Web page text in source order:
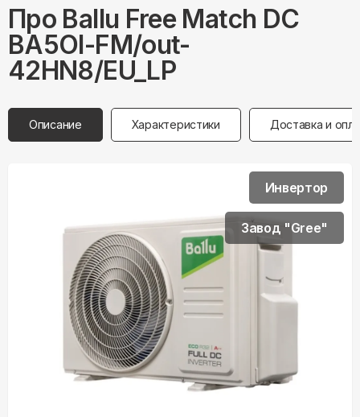
Про Ballu Free Match DC
BA5OI-FM/out-
42HN8/EU_LP
Описание Характеристики Доставка и
Инвертор
Завод "Gree"